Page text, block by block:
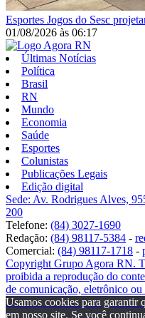
Esportes Jogos do Sesc
01/08/2026 às 06:17
Últimas Notícias
Política
Brasil
RN
Mundo
Economia
Saúde
Esportes
Colunistas
Publicações Legais
Edição digital
Sede: Av. Rodrigues Alves,
200
Telefone: (84) 3027-1690
Redação: (84) 98117-5384 -
Comercial: (84) 98117-1718 -
Copyright Grupo Agora RN.
proibida a reprodução do
de comunicação, eletrônico
Usamos cookies para garantir
em nosso site. Se você